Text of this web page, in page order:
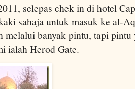
selepas chek in di hotel
sahaja untuk masuk ke al-
melalui banyak pintu, tapi
ialah Herod Gate.